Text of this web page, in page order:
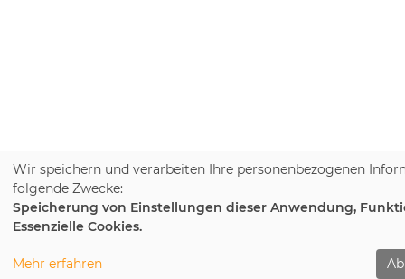
Wir speichern und verarbeiten Ihre personenbezogenen
folgende Zwecke:
Speicherung von Einstellungen dieser Anwendung,
Essenzielle Cookies.
Mehr erfahren